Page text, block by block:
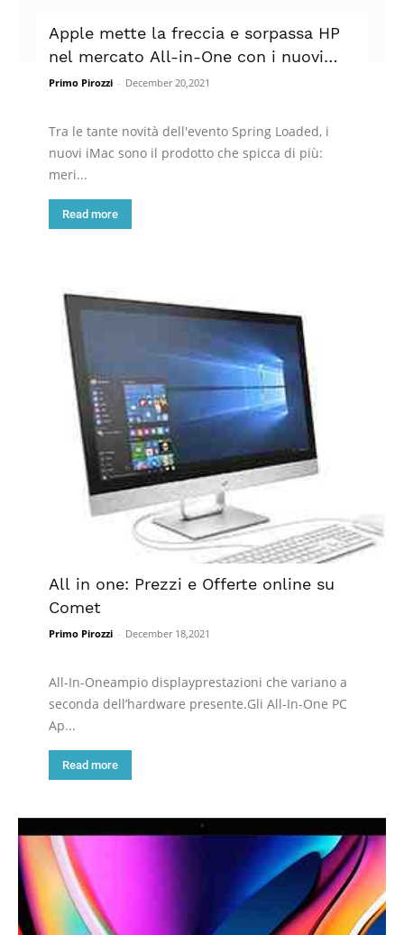
Apple mette la freccia e sorpassa HP
nel mercato All-in-One con i nuovi
iMac
Primo Pirozzi - December 20,2021
Tra le tante novità dell'evento Spring Loaded, i
nuovi iMac sono il prodotto che spicca di più:
meri...
Read more
All in one: Prezzi e Offerte online su
Comet
Primo Pirozzi - December 18,2021
All-In-Oneampio displayprestazioni che variano a
seconda dell’hardware presente.Gli All-In-One PC
Ap...
Read more